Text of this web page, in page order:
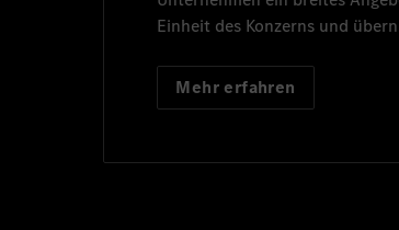
Einheit des Konzerns und
Mehr erfahren